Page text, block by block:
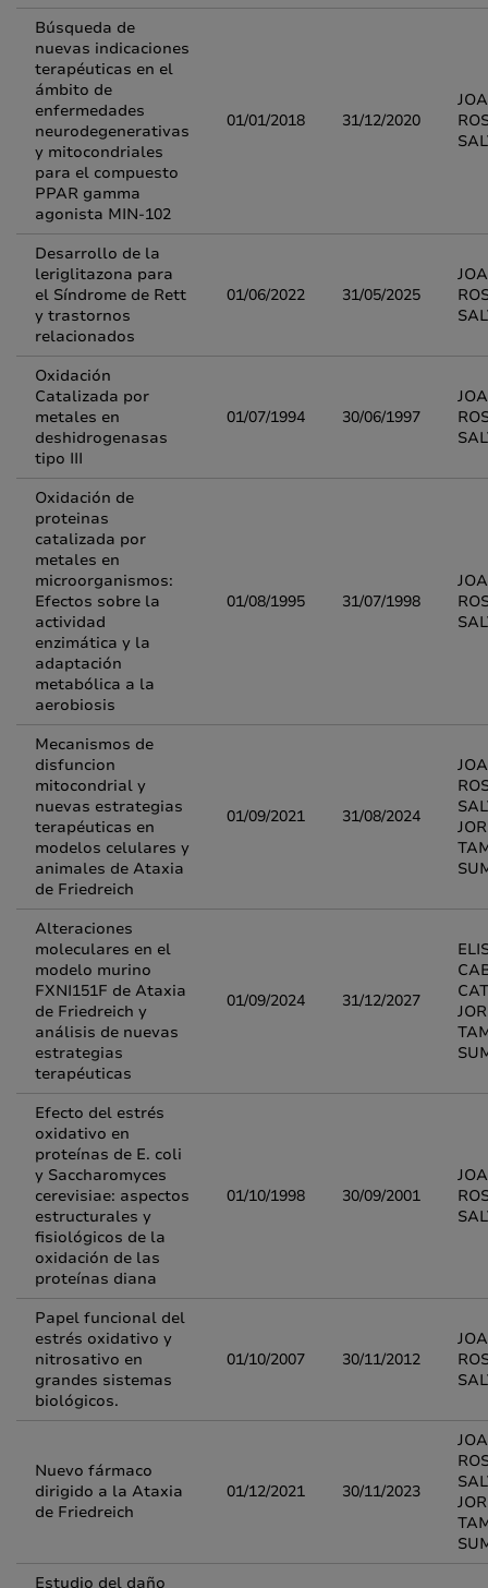
Búsqueda de
nuevas indicaciones
terapéuticas en el
ámbito de
enfermedades
neurodegenerativas
y mitocondriales
para el compuesto
PPAR gamma
agonista MIN-102
01/01/2018 31/12/2020
Desarrollo de la
leriglitazona para
el Síndrome de Rett
y trastornos
relacionados
01/06/2022 31/05/2025
Oxidación
Catalizada por
metales en
deshidrogenasas
tipo III
01/07/1994 30/06/1997
Oxidación de
proteinas
catalizada por
metales en
microorganismos:
Efectos sobre la
actividad
enzimática y la
adaptación
metabólica a la
aerobiosis
01/08/1995 31/07/1998
Mecanismos de
disfuncion
mitocondrial y
nuevas estrategias
terapéuticas en
modelos celulares y
animales de Ataxia
de Friedreich
01/09/2021 31/08/2024
Alteraciones
moleculares en el
modelo murino
FXNI151F de Ataxia
de Friedreich y
análisis de nuevas
estrategias
terapéuticas
01/09/2024 31/12/2027
Efecto del estrés
oxidativo en
proteínas de E. coli
y Saccharomyces
cerevisiae: aspectos
estructurales y
fisiológicos de la
oxidación de las
proteínas diana
01/10/1998 30/09/2001
Papel funcional del
estrés oxidativo y
nitrosativo en
grandes sistemas
biológicos.
01/10/2007 30/11/2012
Nuevo fármaco
dirigido a la Ataxia
de Friedreich
01/12/2021 30/11/2023
Estudio del daño